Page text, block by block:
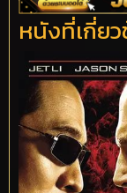
หนังที่เกี่ย